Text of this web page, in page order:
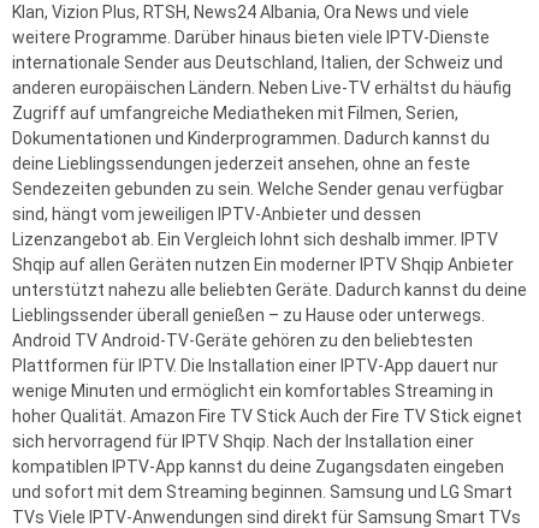
Klan, Vizion Plus, RTSH, News24 Albania, Ora News und viele
weitere Programme. Darüber hinaus bieten viele IPTV-Dienste
internationale Sender aus Deutschland, Italien, der Schweiz und
anderen europäischen Ländern. Neben Live-TV erhältst du häufig
Zugriff auf umfangreiche Mediatheken mit Filmen, Serien,
Dokumentationen und Kinderprogrammen. Dadurch kannst du
deine Lieblingssendungen jederzeit ansehen, ohne an feste
Sendezeiten gebunden zu sein. Welche Sender genau verfügbar
sind, hängt vom jeweiligen IPTV-Anbieter und dessen
Lizenzangebot ab. Ein Vergleich lohnt sich deshalb immer. IPTV
Shqip auf allen Geräten nutzen Ein moderner IPTV Shqip Anbieter
unterstützt nahezu alle beliebten Geräte. Dadurch kannst du deine
Lieblingssender überall genießen – zu Hause oder unterwegs.
Android TV Android-TV-Geräte gehören zu den beliebtesten
Plattformen für IPTV. Die Installation einer IPTV-App dauert nur
wenige Minuten und ermöglicht ein komfortables Streaming in
hoher Qualität. Amazon Fire TV Stick Auch der Fire TV Stick eignet
sich hervorragend für IPTV Shqip. Nach der Installation einer
kompatiblen IPTV-App kannst du deine Zugangsdaten eingeben
und sofort mit dem Streaming beginnen. Samsung und LG Smart
TVs Viele IPTV-Anwendungen sind direkt für Samsung Smart TVs